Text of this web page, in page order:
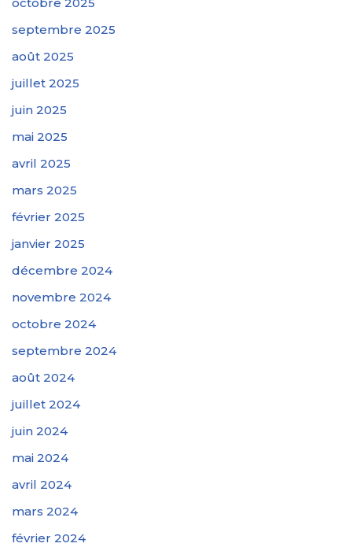
septembre 2025
août 2025
juillet 2025
juin 2025
mai 2025
avril 2025
mars 2025
février 2025
janvier 2025
décembre 2024
novembre 2024
octobre 2024
septembre 2024
août 2024
juillet 2024
juin 2024
mai 2024
avril 2024
mars 2024
février 2024